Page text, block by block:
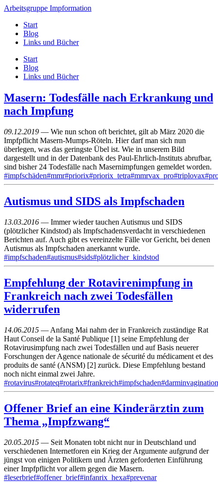
Arbeitsgruppe Impformation
Start
Blog
Links und Bücher
Start
Blog
Links und Bücher
Masern: Todesfälle nach Erkrankung und
nach Impfung
09.12.2019 — Wie nun schon oft berichtet, gilt ab März 2020 die
Impfpflicht Masern-Mumps-Röteln. Hier darf man sich nun
überlegen, was das geringste Übel ist. Wie in unserem Bild
dargestellt und in der Datenbank des Paul-Ehrlich-Instituts abrufbar,
sind bisher 24 Todesfälle nach Masernimpfungen gemeldet worden.
#impfschäden#mmr#priorix#priorix_tetra#mmrvax_pro#triplovax
Autismus und SIDS als Impfschaden
13.03.2016 — Immer wieder tauchen Autismus und SIDS
(plötzlicher Kindstod) als Impfschadensverdacht in verschiedenen
Berichten auf. Auch gibt es vereinzelte Fälle vor Gericht, bei denen
Autismus als Impfschaden anerkannt wurde.
#impfschaden#autismus#sids#plötzlicher_kindstod
Empfehlung der Rotavirenimpfung in
Frankreich nach zwei Todesfällen
widerrufen
14.06.2015 — Anfang Mai nahm der in Frankreich zuständige Rat
Haut Conseil de la Santé Publique [1] seine Empfehlung der
Rotavirusimpfung nach zwei Todesfällen und auf Basis neuerer
Forschungen der Agence nationale de sécurité du médicament et des
produits de santé (ANSM) [2] zurück. Diese Empfehlung bestand
noch nicht einmal zwei Jahre.
#rotavirus#rotateq#rotarix#frankreich#impfschaden#darminvagination
Offener Brief an eine Kinderärztin zum
Thema „Impfzwang“
20.05.2015 — Seit Monaten tobt nicht nur in Deutschland und
verschiedenen Internetforen ein Krieg der Argumente aufgrund der
jüngst von einigen Politikern und Ärzten geforderten Einführung
einer Impfpflicht vor allem gegen die Masern.
#leserbrief#offener_brief#infanrix_hexa#prevenar